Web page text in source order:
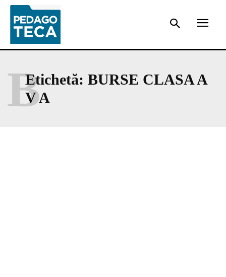
Etichetă: BURSE CLASA A
V A
B